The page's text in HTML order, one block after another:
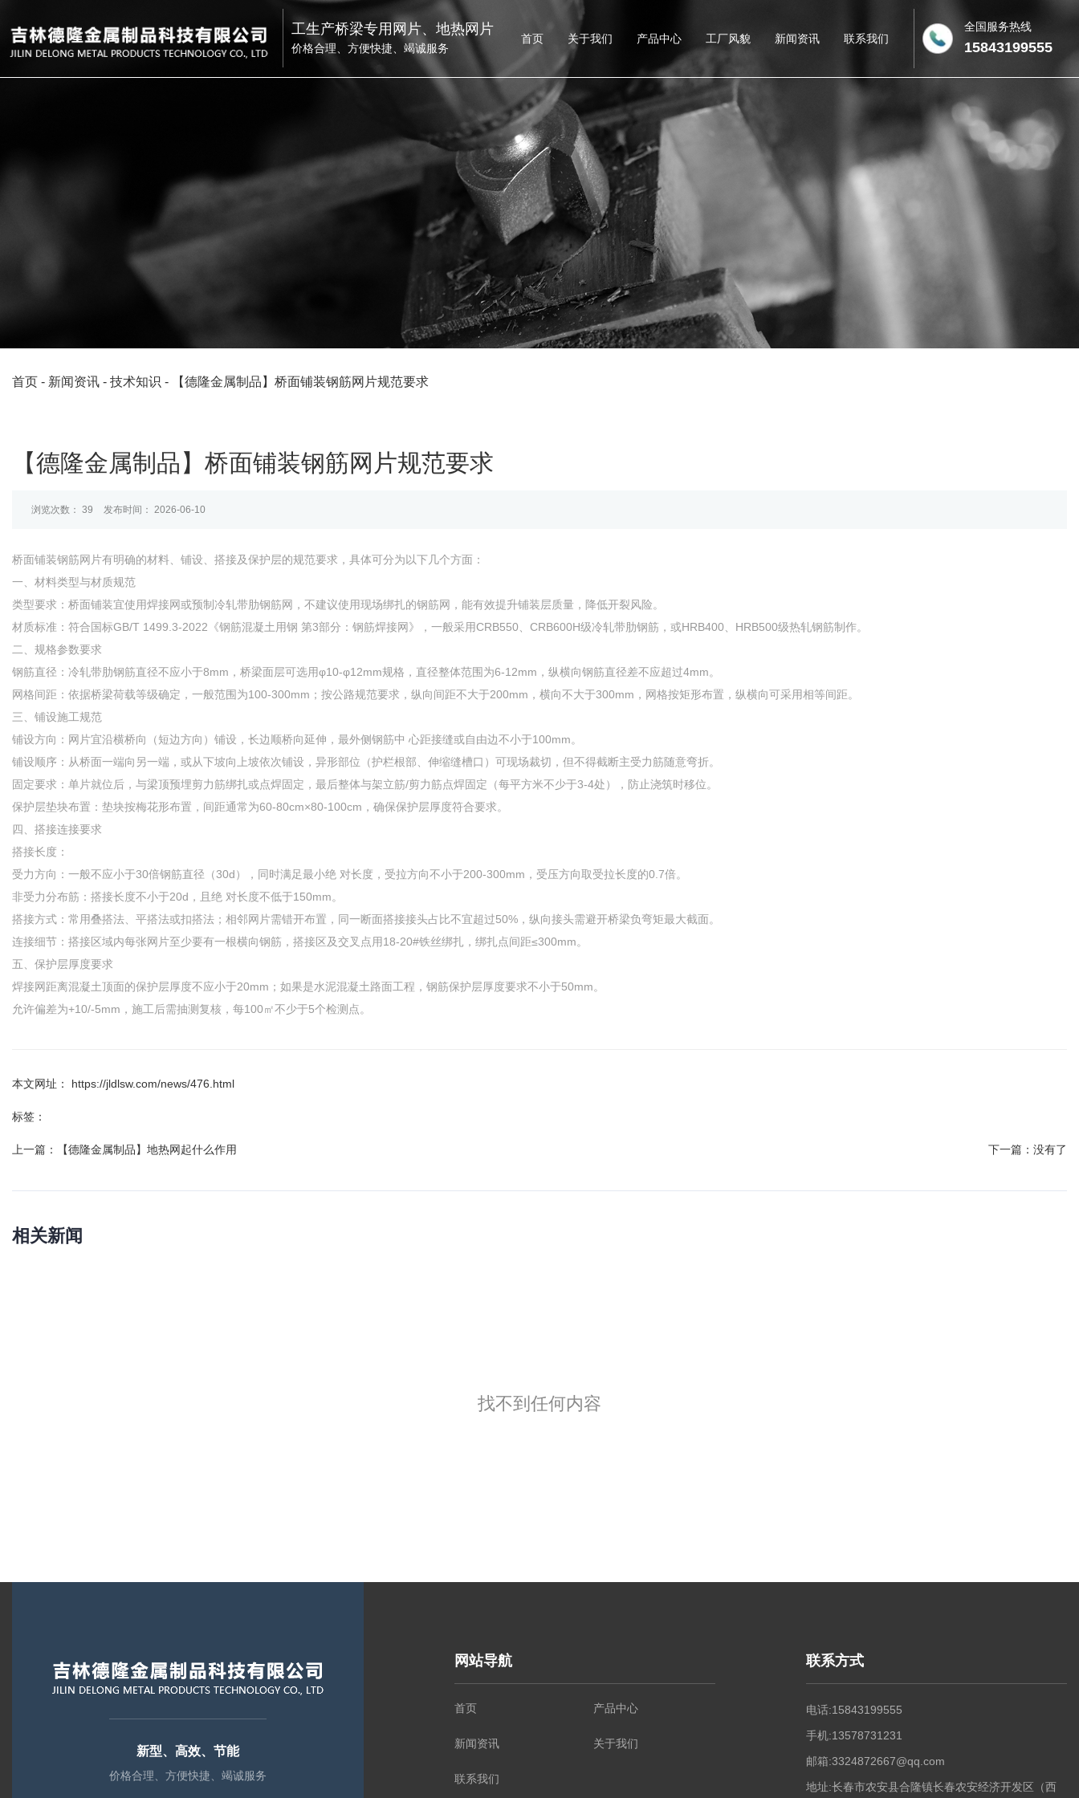
工生产桥梁专用网片、地热网片
价格合理、方便快捷、竭诚服务
首页 关于我们 产品中心 工厂风貌 新闻资讯 联系我们
全国服务热线
15843199555
首页 - 新闻资讯 - 技术知识 - 【德隆金属制品】桥面铺装钢筋网片规范要求
【德隆金属制品】桥面铺装钢筋网片规范要求
浏览次数： 39 发布时间： 2026-06-10
桥面铺装钢筋网片有明确的材料、铺设、搭接及保护层的规范要求，具体可分为以下几个方面：
一、材料类型与材质规范
类型要求‌：桥面铺装‌宜使用焊接网或预制冷轧带肋钢筋网‌，不建议使用现场绑扎的钢筋网，能有效提升铺装层质量，降低开裂风险。
材质标准‌：符合国标‌GB/T 1499.3-2022《钢筋混凝土用钢 第3部分：钢筋焊接网》‌，一般采用CRB550、CRB600H级冷轧带肋钢筋，或HRB400、HRB500级热轧钢筋制作。
二、规格参数要求
钢筋直径‌：冷轧带肋钢筋直径不应小于‌8mm‌，桥梁面层可选用φ10-φ12mm规格，直径整体范围为6-12mm，纵横向钢筋直径差不应超过4mm。
网格间距‌：依据桥梁荷载等级确定，一般范围为‌100-300mm‌；按公路规范要求，纵向间距不大于200mm，横向不大于300mm，网格按矩形布置，纵横向可采用相等间距。
三、铺设施工规范
铺设方向‌：网片宜沿‌横桥向（短边方向）铺设‌，长边顺桥向延伸，最外侧钢筋中 心距接缝或自由边不小于100mm。
铺设顺序‌：从桥面一端向另一端，或从下坡向上坡依次铺设，异形部位（护栏根部、伸缩缝槽口）可现场裁切，但不得截断主受力筋随意弯折。
固定要求‌：单片就位后，与梁顶预埋剪力筋绑扎或点焊固定，最后整体与架立筋/剪力筋点焊固定（每平方米不少于3-4处），防止浇筑时移位。
保护层垫块布置‌：垫块按梅花形布置，间距通常为‌60-80cm×80-100cm‌，确保保护层厚度符合要求。
四、搭接连接要求
搭接长度‌：
受力方向：一般不应小于‌30倍钢筋直径（30d）‌，同时满足最小绝 对长度，受拉方向不小于200-300mm，受压方向取受拉长度的0.7倍。
非受力分布筋：搭接长度不小于‌20d‌，且绝 对长度不低于150mm。
搭接方式‌：常用叠搭法、平搭法或扣搭法；‌相邻网片需错开布置‌，同一断面搭接接头占比不宜超过50%，纵向接头需避开桥梁负弯矩最大截面。
连接细节‌：搭接区域内每张网片至少要有一根横向钢筋，搭接区及交叉点用18-20#铁丝绑扎，绑扎点间距≤300mm。
五、保护层厚度要求
焊接网距离混凝土顶面的保护层厚度‌不应小于20mm‌；如果是水泥混凝土路面工程，钢筋保护层厚度要求不小于50mm。
允许偏差为+10/-5mm，施工后需抽测复核，每100㎡不少于5个检测点。
本文网址： https://jldlsw.com/news/476.html
标签：
上一篇： 【德隆金属制品】地热网起什么作用 下一篇： 没有了
相关新闻
找不到任何内容
新型、高效、节能
价格合理、方便快捷、竭诚服务
网站导航
首页 产品中心
新闻资讯 关于我们
联系我们
联系方式
电话:15843199555
手机:13578731231
邮箱:3324872667@qq.com
地址:长春市农安县合隆镇长春农安经济开发区（西